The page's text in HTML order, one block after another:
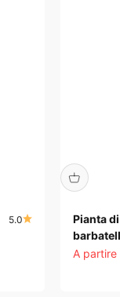
5.0
Pianta
Prezzo
A partire